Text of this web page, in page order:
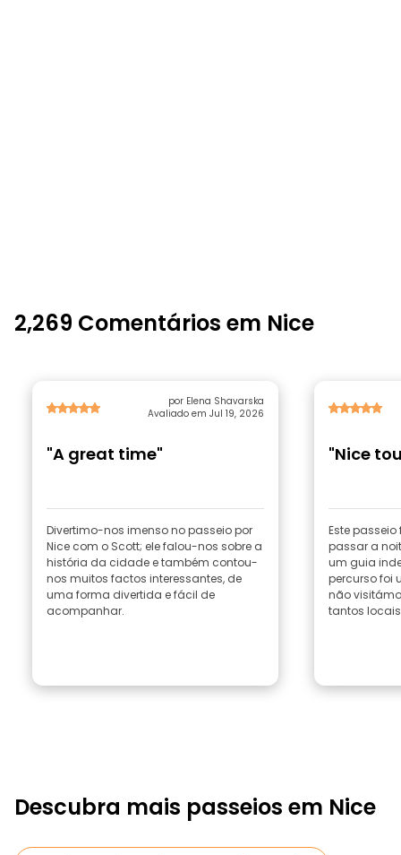
2,269 Comentários em Nice
por Elena Shavarska
Avaliado em Jul 19, 2026
"A great time"
Divertimo-nos imenso no passeio por
Nice com o Scott; ele falou-nos sobre a
história da cidade e também contou-
nos muitos factos interessantes, de
uma forma divertida e fácil de
acompanhar.
"Nice
Este
passar a
um guia
percurso foi
não
tantos
Descubra mais passeios em Nice